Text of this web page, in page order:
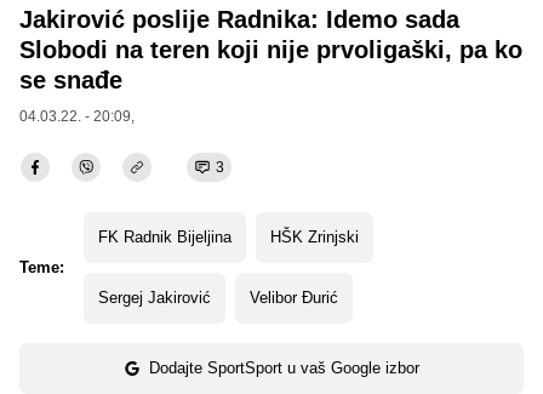
Jakirović poslije Radnika: Idemo sada
Slobodi na teren koji nije prvoligaški, pa ko
se snađe
04.03.22. - 20:09,
3
Teme:
FK Radnik Bijeljina HŠK Zrinjski
Sergej Jakirović Velibor Đurić
Dodajte SportSport u vaš Google izbor